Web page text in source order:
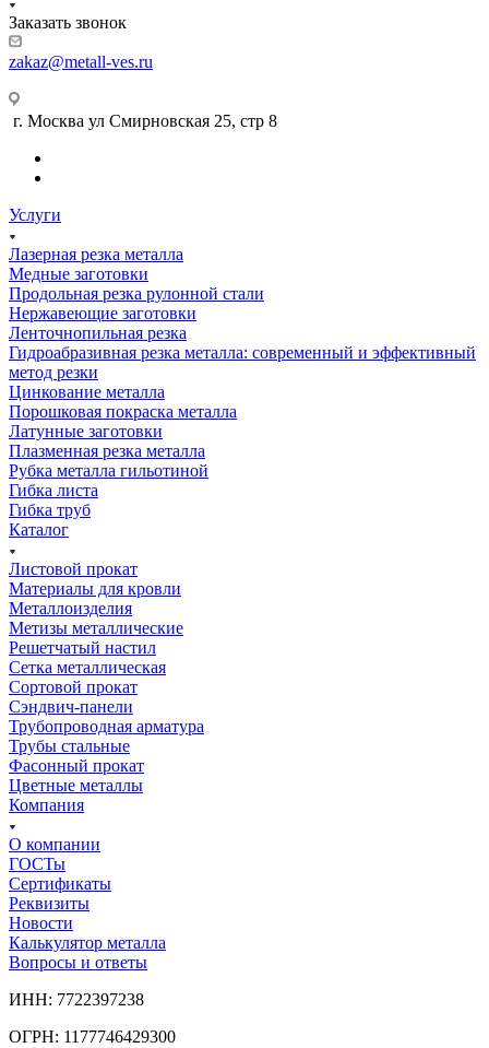
Заказать звонок
zakaz@metall-ves.ru
г. Москва ул Смирновская 25, стр 8
Услуги
Лазерная резка металла
Медные заготовки
Продольная резка рулонной стали
Нержавеющие заготовки
Ленточнопильная резка
Гидроабразивная резка металла: современный и эффективный
метод резки
Цинкование металла
Порошковая покраска металла
Латунные заготовки
Плазменная резка металла
Рубка металла гильотиной
Гибка листа
Гибка труб
Каталог
Листовой прокат
Материалы для кровли
Металлоизделия
Метизы металлические
Решетчатый настил
Сетка металлическая
Сортовой прокат
Сэндвич-панели
Трубопроводная арматура
Трубы стальные
Фасонный прокат
Цветные металлы
Компания
О компании
ГОСТы
Сертификаты
Реквизиты
Новости
Калькулятор металла
Вопросы и ответы
ИНН: 7722397238
ОГРН: 1177746429300